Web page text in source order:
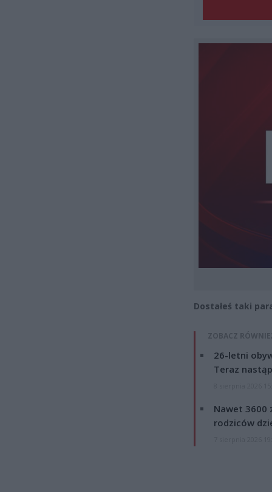
Dostałeś taki
ZOBACZ
26-letni
Teraz
Nawet 3600
rodziców